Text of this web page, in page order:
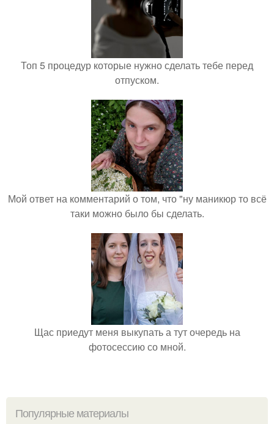
Топ 5 процедур которые нужно сделать тебе перед
отпуском.
Мой ответ на комментарий о том, что "ну маникюр то всё
таки можно было бы сделать.
Щас приедут меня выкупать а тут очередь на
фотосессию со мной.
Популярные материалы